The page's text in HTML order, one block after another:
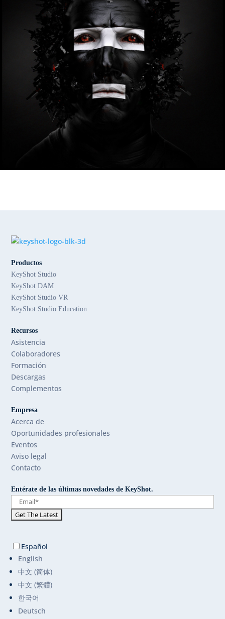
Productos
KeyShot Studio
KeyShot DAM
KeyShot Studio VR
KeyShot Studio Education
Recursos
Asistencia
Colaboradores
Formación
Descargas
Complementos
Empresa
Acerca de
Oportunidades profesionales
Eventos
Aviso legal
Contacto
Entérate de las últimas novedades de KeyShot.
Español
English
中文 (简体)
中文 (繁體)
한국어
Deutsch